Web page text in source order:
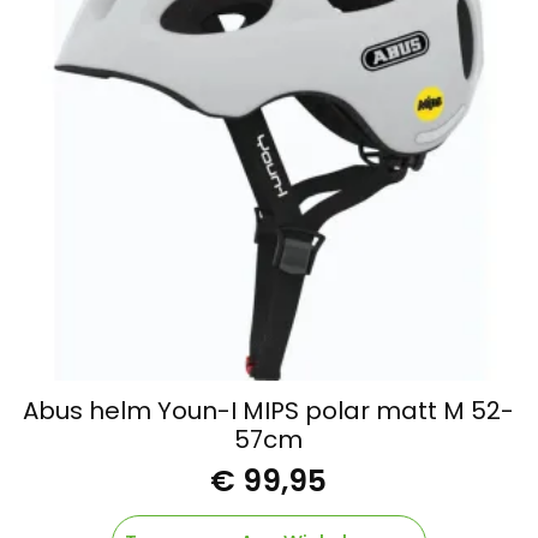
Abus helm Youn-I MIPS polar matt M 52-
57cm
€ 99,95